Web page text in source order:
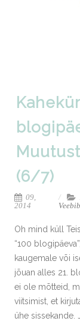
(6/7)
09,
2014
Oh mind küll
“100
kaugemale või
jõuan alles 21.
ei ole mõtteid,
viitsimist, et
ühe sissekande.